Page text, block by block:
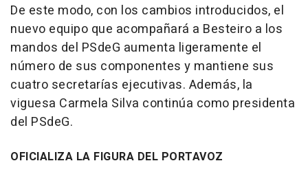
De este modo, con los cambios introducidos, el
nuevo equipo que acompañará a Besteiro a los
mandos del PSdeG aumenta ligeramente el
número de sus componentes y mantiene sus
cuatro secretarías ejecutivas. Además, la
viguesa Carmela Silva continúa como presidenta
del PSdeG.
OFICIALIZA LA FIGURA DEL PORTAVOZ